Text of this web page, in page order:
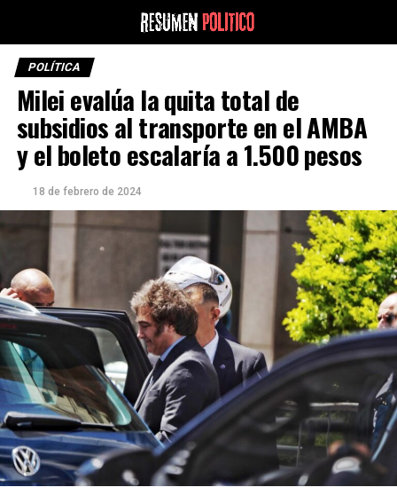
POLÍTICA
Milei evalúa la quita total de
subsidios al transporte en el AMBA
y el boleto escalaría a 1.500 pesos
18 de febrero de 2024